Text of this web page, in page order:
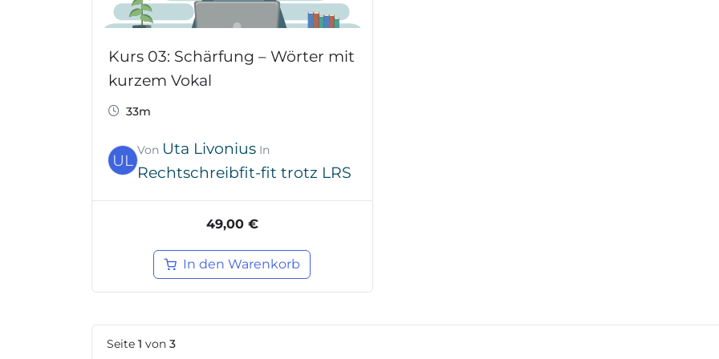
Kurs 03: Schärfung – Wörter mit
kurzem Vokal
33m
UL
Von Uta Livonius In
Rechtschreibfit-fit trotz LRS
49,00 €
In den Warenkorb
Seite 1 von 3